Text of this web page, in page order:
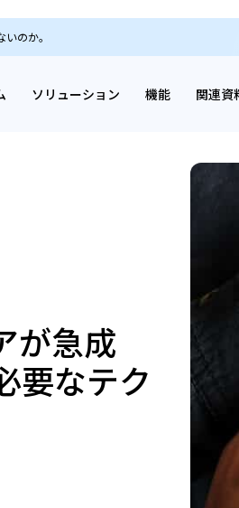
のか。
ソリューション 機能 関連資
が急成
要なテク